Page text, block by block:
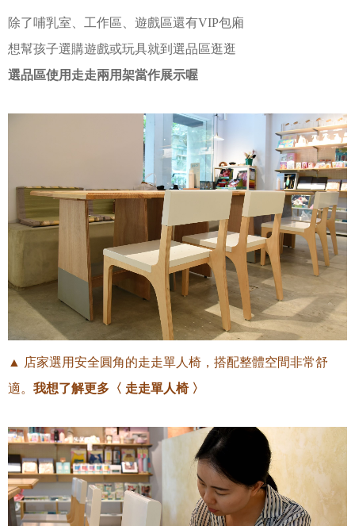
除了哺乳室、工作區、遊戲區還有VIP包廂
想幫孩子選購遊戲或玩具就到選品區逛逛
選品區使用走走兩用架當作展示喔
▲ 店家選用安全圓角的走走單人椅，搭配整體空間非常舒
適。 我想了解更多〈 走走單人椅〉